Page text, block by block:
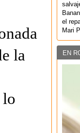
la
lo
el
Mari
EN